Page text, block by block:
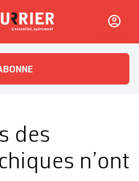
L'essentiel, autrement
des
n’ont